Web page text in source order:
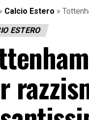
Calcio Estero »
ESTERO